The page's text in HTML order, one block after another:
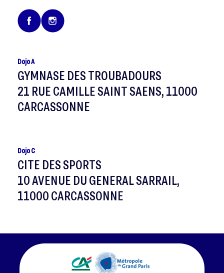
Dojo A
GYMNASE DES TROUBADOURS
21 RUE CAMILLE SAINT SAENS, 11000
CARCASSONNE
Dojo C
CITE DES SPORTS
10 AVENUE DU GENERAL SARRAIL,
11000 CARCASSONNE